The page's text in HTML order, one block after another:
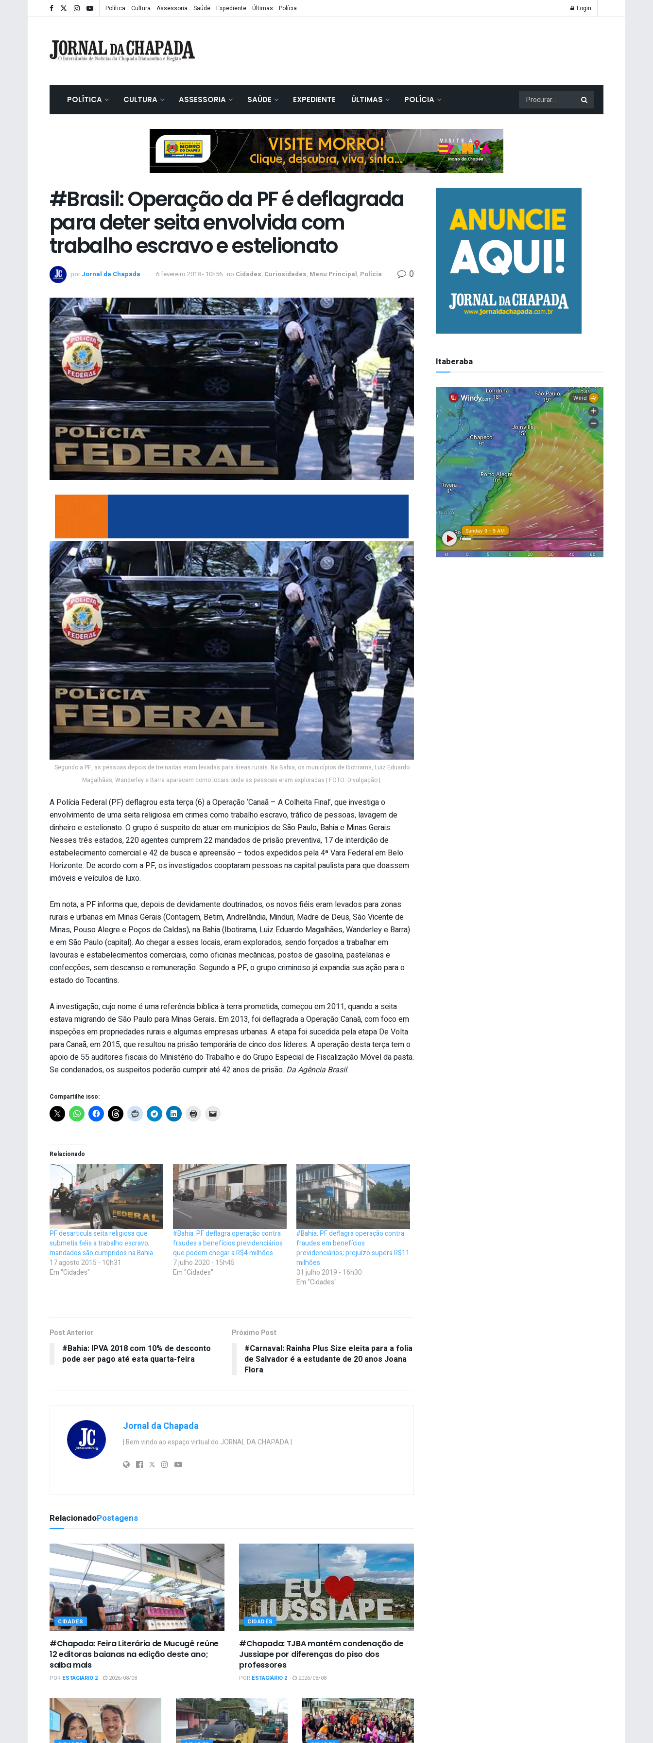
Política Cultura Assessoria Saúde Expediente Últimas Polícia Login
POLÍTICA CULTURA ASSESSORIA SAÚDE EXPEDIENTE ÚLTIMAS POLÍCIA
#Brasil: Operação da PF é deflagrada
para deter seita envolvida com
trabalho escravo e estelionato
por Jornal da Chapada 6 fevereiro 2018 - 10h56 no Cidades, Curiosidades, Menu Principal, Polícia 0
Segundo a PF, as pessoas depois de treinadas eram levadas para áreas rurais. Na Bahia, os municípios de Ibotirama, Luiz Eduardo
Magalhães, Wanderley e Barra aparecem como locais onde as pessoas eram exploradas | FOTO: Divulgação |
A Polícia Federal (PF) deflagrou esta terça (6) a Operação ‘Canaã – A Colheita Final’, que investiga o
envolvimento de uma seita religiosa em crimes como trabalho escravo, tráfico de pessoas, lavagem de
dinheiro e estelionato. O grupo é suspeito de atuar em municípios de São Paulo, Bahia e Minas Gerais.
Nesses três estados, 220 agentes cumprem 22 mandados de prisão preventiva, 17 de interdição de
estabelecimento comercial e 42 de busca e apreensão – todos expedidos pela 4ª Vara Federal em Belo
Horizonte. De acordo com a PF, os investigados cooptaram pessoas na capital paulista para que doassem
imóveis e veículos de luxo.
Em nota, a PF informa que, depois de devidamente doutrinados, os novos fiéis eram levados para zonas
rurais e urbanas em Minas Gerais (Contagem, Betim, Andrelândia, Minduri, Madre de Deus, São Vicente de
Minas, Pouso Alegre e Poços de Caldas), na Bahia (Ibotirama, Luiz Eduardo Magalhães, Wanderley e Barra)
e em São Paulo (capital). Ao chegar a esses locais, eram explorados, sendo forçados a trabalhar em
lavouras e estabelecimentos comerciais, como oficinas mecânicas, postos de gasolina, pastelarias e
confecções, sem descanso e remuneração. Segundo a PF, o grupo criminoso já expandia sua ação para o
estado do Tocantins.
A investigação, cujo nome é uma referência bíblica à terra prometida, começou em 2011, quando a seita
estava migrando de São Paulo para Minas Gerais. Em 2013, foi deflagrada a Operação Canaã, com foco em
inspeções em propriedades rurais e algumas empresas urbanas. A etapa foi sucedida pela etapa De Volta
para Canaã, em 2015, que resultou na prisão temporária de cinco dos líderes. A operação desta terça tem o
apoio de 55 auditores fiscais do Ministério do Trabalho e do Grupo Especial de Fiscalização Móvel da pasta.
Se condenados, os suspeitos poderão cumprir até 42 anos de prisão. Da Agência Brasil.
Compartilhe isso:
Relacionado
PF desarticula seita religiosa que
submetia fiéis a trabalho escravo;
mandados são cumpridos na Bahia
17 agosto 2015 - 10h31
Em "Cidades"
#Bahia: PF deflagra operação contra
fraudes a benefícios previdenciários
que podem chegar a R$4 milhões
7 julho 2020 - 15h45
Em "Cidades"
#Bahia: PF deflagra operação contra
fraudes em benefícios
previdenciários; prejuízo supera R$11
milhões
31 julho 2019 - 16h30
Em "Cidades"
Post Anterior
#Bahia: IPVA 2018 com 10% de desconto
pode ser pago até esta quarta-feira
Próximo Post
#Carnaval: Rainha Plus Size eleita para a folia
de Salvador é a estudante de 20 anos Joana
Flora
Jornal da Chapada
| Bem vindo ao espaço virtual do JORNAL DA CHAPADA |
RelacionadoPostagens
CIDADES
#Chapada: Feira Literária de Mucugê reúne
12 editoras baianas na edição deste ano;
saiba mais
POR ESTAGIÁRIO 2 2026/08/08
CIDADES
#Chapada: TJBA mantém condenação de
Jussiape por diferenças do piso dos
professores
POR ESTAGIÁRIO 2 2026/08/08
Itaberaba